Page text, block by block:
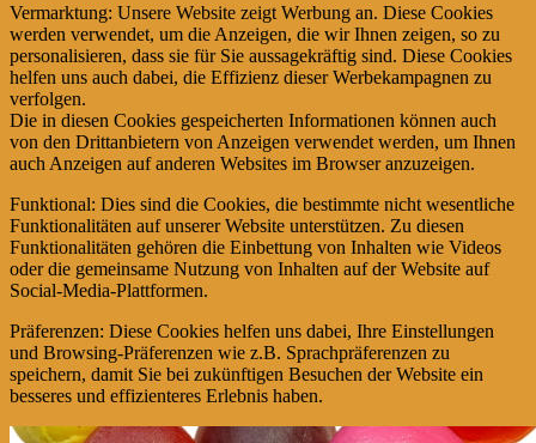
Vermarktung: Unsere Website zeigt Werbung an. Diese Cookies
werden verwendet, um die Anzeigen, die wir Ihnen zeigen, so zu
personalisieren, dass sie für Sie aussagekräftig sind. Diese Cookies
helfen uns auch dabei, die Effizienz dieser Werbekampagnen zu
verfolgen.
Die in diesen Cookies gespeicherten Informationen können auch
von den Drittanbietern von Anzeigen verwendet werden, um Ihnen
auch Anzeigen auf anderen Websites im Browser anzuzeigen.
Funktional: Dies sind die Cookies, die bestimmte nicht wesentliche
Funktionalitäten auf unserer Website unterstützen. Zu diesen
Funktionalitäten gehören die Einbettung von Inhalten wie Videos
oder die gemeinsame Nutzung von Inhalten auf der Website auf
Social-Media-Plattformen.
Präferenzen: Diese Cookies helfen uns dabei, Ihre Einstellungen
und Browsing-Präferenzen wie z.B. Sprachpräferenzen zu
speichern, damit Sie bei zukünftigen Besuchen der Website ein
besseres und effizienteres Erlebnis haben.